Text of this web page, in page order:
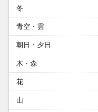
冬
青空・雲
朝日・夕日
木・森
花
山